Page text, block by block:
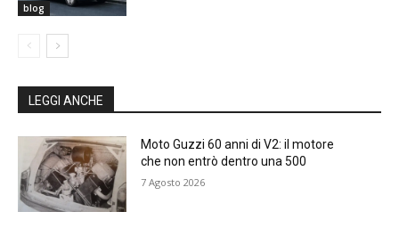
blog
LEGGI ANCHE
Moto Guzzi 60 anni di V2: il motore
che non entrò dentro una 500
7 Agosto 2026